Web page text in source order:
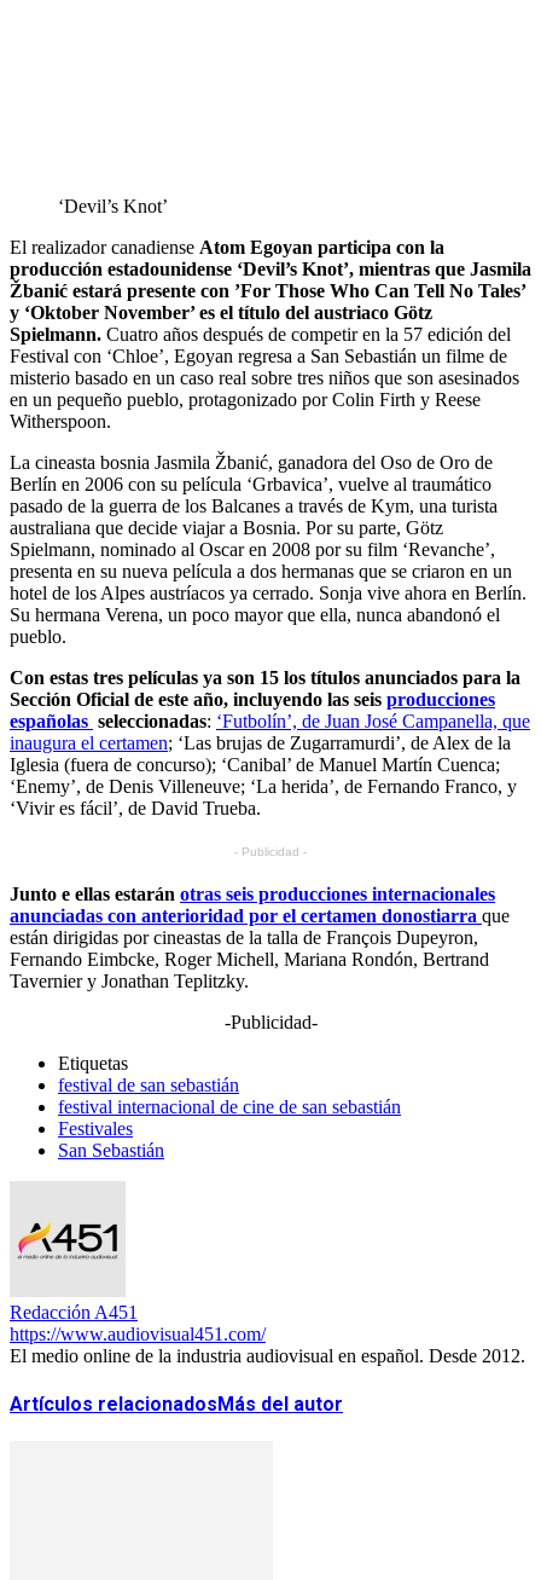
‘Devil’s Knot’
El realizador canadiense Atom Egoyan participa con la
producción estadounidense ‘Devil’s Knot’, mientras que Jasmila
Žbanić estará presente con ’For Those Who Can Tell No Tales’
y ‘Oktober November’ es el título del austriaco Götz
Spielmann. Cuatro años después de competir en la 57 edición del
Festival con ‘Chloe’, Egoyan regresa a San Sebastián un filme de
misterio basado en un caso real sobre tres niños que son asesinados
en un pequeño pueblo, protagonizado por Colin Firth y Reese
Witherspoon.
La cineasta bosnia Jasmila Žbanić, ganadora del Oso de Oro de
Berlín en 2006 con su película ‘Grbavica’, vuelve al traumático
pasado de la guerra de los Balcanes a través de Kym, una turista
australiana que decide viajar a Bosnia. Por su parte, Götz
Spielmann, nominado al Oscar en 2008 por su film ‘Revanche’,
presenta en su nueva película a dos hermanas que se criaron en un
hotel de los Alpes austríacos ya cerrado. Sonja vive ahora en Berlín.
Su hermana Verena, un poco mayor que ella, nunca abandonó el
pueblo.
Con estas tres películas ya son 15 los títulos anunciados para la
Sección Oficial de este año, incluyendo las seis producciones
españolas seleccionadas: ‘Futbolín’, de Juan José Campanella, que
inaugura el certamen; ‘Las brujas de Zugarramurdi’, de Alex de la
Iglesia (fuera de concurso); ‘Canibal’ de Manuel Martín Cuenca;
‘Enemy’, de Denis Villeneuve; ‘La herida’, de Fernando Franco, y
‘Vivir es fácil’, de David Trueba.
- Publicidad -
Junto e ellas estarán otras seis producciones internacionales
anunciadas con anterioridad por el certamen donostiarra que
están dirigidas por cineastas de la talla de François Dupeyron,
Fernando Eimbcke, Roger Michell, Mariana Rondón, Bertrand
Tavernier y Jonathan Teplitzky.
-Publicidad-
Etiquetas
festival de san sebastián
festival internacional de cine de san sebastián
Festivales
San Sebastián
Redacción A451
https://www.audiovisual451.com/
El medio online de la industria audiovisual en español. Desde 2012.
Artículos relacionadosMás del autor